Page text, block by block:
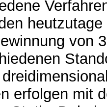
von
erfolgen mit